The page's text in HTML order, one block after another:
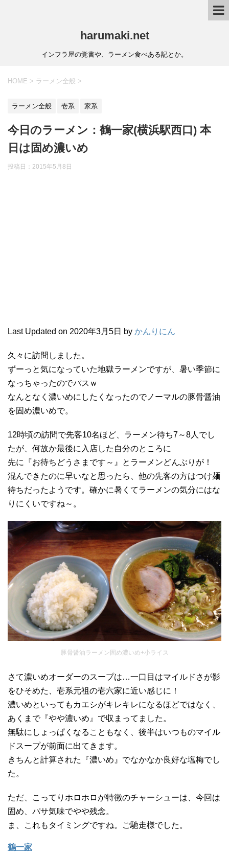
harumaki.net
インフラ屋の覚書や、ラーメン食べある記とか。
HOME > ラーメン全般 >
ラーメン全般 壱系 家系
今日のラーメン：鶴一家(横浜駅西口) 本
日は固め濃いめ
投稿日：2015年5月8日
Last Updated on 2020年3月5日 by かんりにん
久々に訪問しました。
ずーっと気になっていた地獄ラーメンですが、暑い季節に
なっちゃったのでパスｗ
なんとなく濃いめにしたくなったのでノーマルの豚骨醤油
を固め濃いめで。
12時頃の訪問で先客10名ほど、ラーメン待ち7～8人でし
たが、何故か最後に入店した自分のところに
先に『お待ちどうさまです～』とラーメンどんぶりが！
混んできたのに早いなと思ったら、他の先客の方はつけ麺
待ちだったようです。確かに暑くてラーメンの気分にはな
りにくいですね～。
豚骨醤油ラーメン固め濃いめ+小ライス
さて濃いめオーダーのスープは…一口目はマイルドさが影
をひそめた、壱系元祖の壱六家に近い感じに！
濃いめといってもカエシがキレキレになるほどではなく、
あくまで『やや濃いめ』で収まってました。
無駄にしょっぱくなることもなく、後半はいつものマイル
ドスープが前面に出てきます。
きちんと計算された『濃いめ』でなかなか良好な塩梅でし
た。
ただ、こってりホロホロが特徴のチャーシューは、今回は
固め、パサ気味でやや残念。
ま、これもタイミングですね。ご馳走様でした。
鶴一家